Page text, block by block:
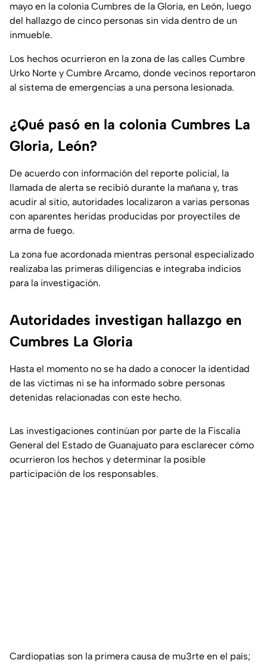
mayo en la colonia Cumbres de la Gloria, en León, luego
del hallazgo de cinco personas sin vida dentro de un
inmueble.
Los hechos ocurrieron en la zona de las calles Cumbre
Urko Norte y Cumbre Arcamo, donde vecinos reportaron
al sistema de emergencias a una persona lesionada.
¿Qué pasó en la colonia Cumbres La
Gloria, León?
De acuerdo con información del reporte policial, la
llamada de alerta se recibió durante la mañana y, tras
acudir al sitio, autoridades localizaron a varias personas
con aparentes heridas producidas por proyectiles de
arma de fuego.
La zona fue acordonada mientras personal especializado
realizaba las primeras diligencias e integraba indicios
para la investigación.
Autoridades investigan hallazgo en
Cumbres La Gloria
Hasta el momento no se ha dado a conocer la identidad
de las víctimas ni se ha informado sobre personas
detenidas relacionadas con este hecho.
Las investigaciones continúan por parte de la Fiscalía
General del Estado de Guanajuato para esclarecer cómo
ocurrieron los hechos y determinar la posible
participación de los responsables.
Cardiopatías son la primera causa de mu3rte en el país;